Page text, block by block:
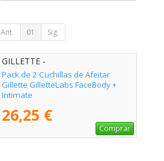
Ant. 01 Sig.
GILLETTE -
Pack de 2 Cuchillas de Afeitar
Gillette GilletteLabs FaceBody +
Intimate
26,25 €
Comprar